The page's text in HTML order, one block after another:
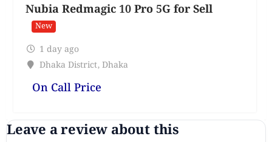
Nubia Redmagic 10 Pro 5G for Sell
New
1 day ago
Dhaka District, Dhaka
On Call Price
Leave a review about this